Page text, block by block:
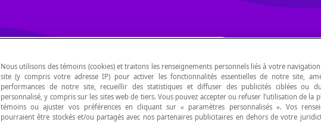
Nous utilisons des témoins (cookies) et traitons les renseignements personnels liés à votre
site (y compris votre adresse IP) pour activer les fonctionnalités essentielles de notre site,
performances de notre site, recueillir des statistiques et diffuser des publicités ciblées ou
personnalisé, y compris sur les sites web de tiers. Vous pouvez accepter ou refuser l’utilisation de la
témoins ou ajuster vos préférences en cliquant sur « paramètres personnalisés ». Vos
pourraient être stockés et/ou partagés avec nos partenaires publicitaires en dehors de votre